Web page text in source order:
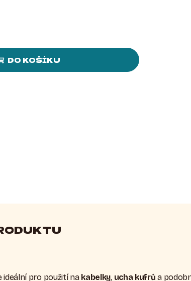
DO KOŠÍKU
ideální pro použití na kabelky, ucha kufrů a